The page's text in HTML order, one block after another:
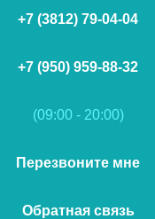
+7 (3812) 79-04-04
+7 (950) 959-88-32
(09:00 - 20:00)
Перезвоните мне
Обратная связь